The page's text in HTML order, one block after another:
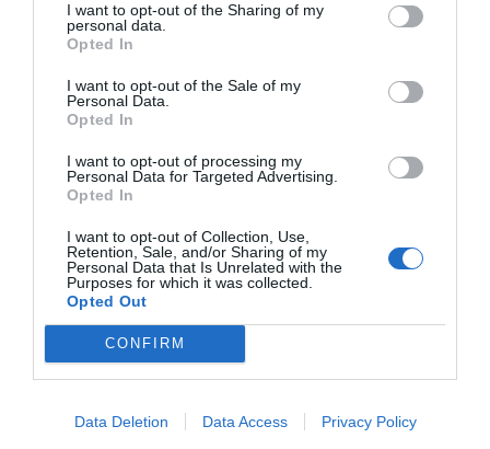
I want to opt-out of the Sharing of my
personal data.
Opted In
I want to opt-out of the Sale of my
Personal Data.
Opted In
I want to opt-out of processing my
Personal Data for Targeted Advertising.
Opted In
I want to opt-out of Collection, Use,
Retention, Sale, and/or Sharing of my
Personal Data that Is Unrelated with the
Purposes for which it was collected.
Opted Out
CONFIRM
Data Deletion Data Access Privacy Policy
Peperonata
Peperonata är en italiensk paprikaröra med
RECEPT